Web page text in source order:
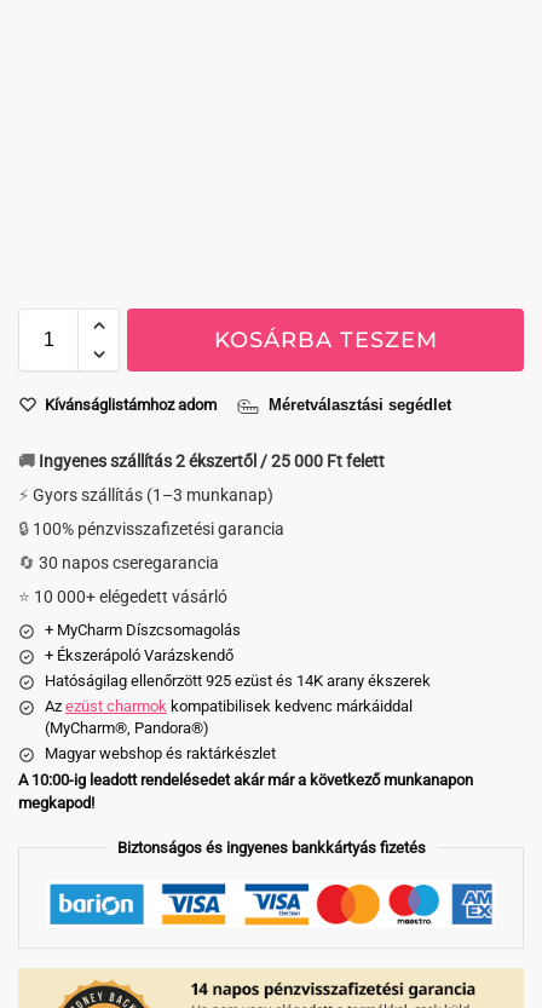
KOSÁRBA TESZEM
Kívánságlistámhoz adom Méretválasztási segédlet
🚚 Ingyenes szállítás 2 ékszertől / 25 000 Ft felett
⚡ Gyors szállítás (1–3 munkanap)
🔒 100% pénzvisszafizetési garancia
🔄 30 napos cseregarancia
⭐ 10 000+ elégedett vásárló
+ MyCharm Díszcsomagolás
+ Ékszerápoló Varázskendő
Hatóságilag ellenőrzött 925 ezüst és 14K arany ékszerek
Az ezüst charmok kompatibilisek kedvenc márkáiddal
(MyCharm®, Pandora®)
Magyar webshop és raktárkészlet
A 10:00-ig leadott rendelésedet akár már a következő munkanapon
megkapod!
Biztonságos és ingyenes bankkártyás fizetés